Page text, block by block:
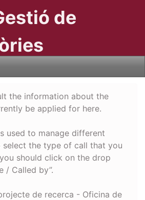
de
the information about the
be applied for here.
used to manage different
select the type of call that you
should click on the drop
/ Called by”.
de recerca - Oficina de